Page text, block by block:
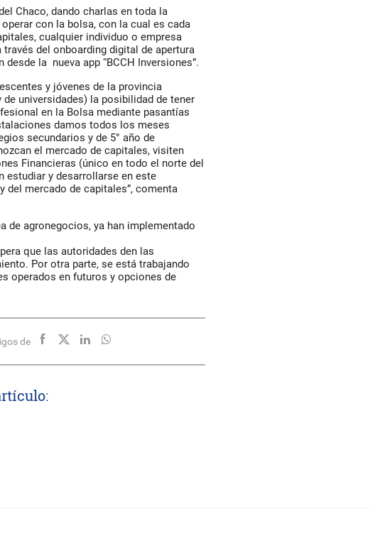
Chaco, dando charlas en toda la
con la bolsa, con la cual es cada
cualquier individuo o empresa
del onboarding digital de apertura
la nueva app “BCCH Inversiones”.
y jóvenes de la provincia
universidades) la posibilidad de tener
en la Bolsa mediante pasantías
damos todos los meses
secundarios y de 5° año de
el mercado de capitales, visiten
Financieras (único en todo el norte del
estudiar y desarrollarse en este
del mercado de capitales”, comenta
de agronegocios, ya han implementado
que las autoridades den las
Por otra parte, se está trabajando
operados en futuros y opciones de
de